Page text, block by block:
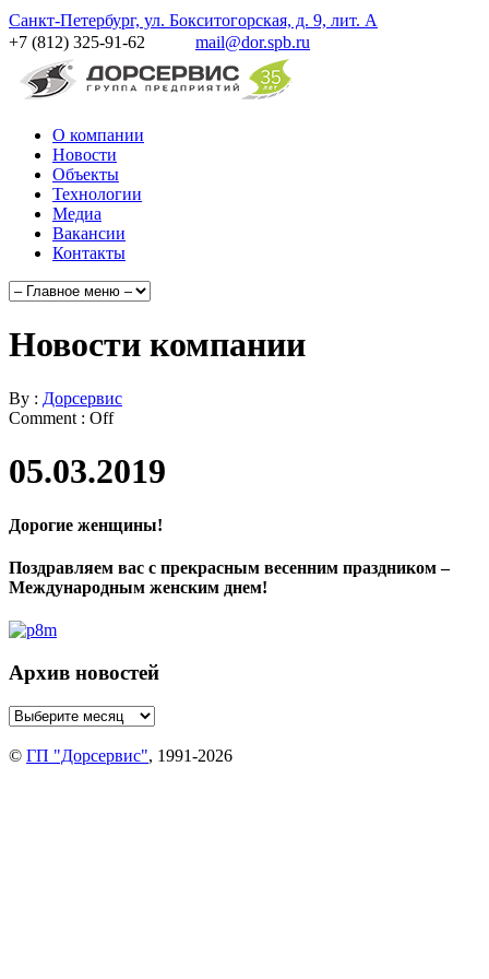
Санкт-Петербург, ул. Бокситогорская, д. 9, лит. А
+7 (812) 325-91-62
mail@dor.spb.ru
О компании
Новости
Объекты
Технологии
Медиа
Вакансии
Контакты
Новости компании
By : Дорсервис
Comment : Off
05.03.2019
Дорогие женщины!
Поздравляем вас с прекрасным весенним праздником –
Международным женским днем!
Архив новостей
© ГП "Дорсервис", 1991-2026